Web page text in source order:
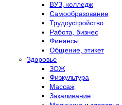
ВУЗ, колледж
Самообразование
Трудоустройство
Работа, бизнес
Финансы
Общение, этикет
Здоровье
ЗОЖ
Физкультура
Массаж
Закаливание